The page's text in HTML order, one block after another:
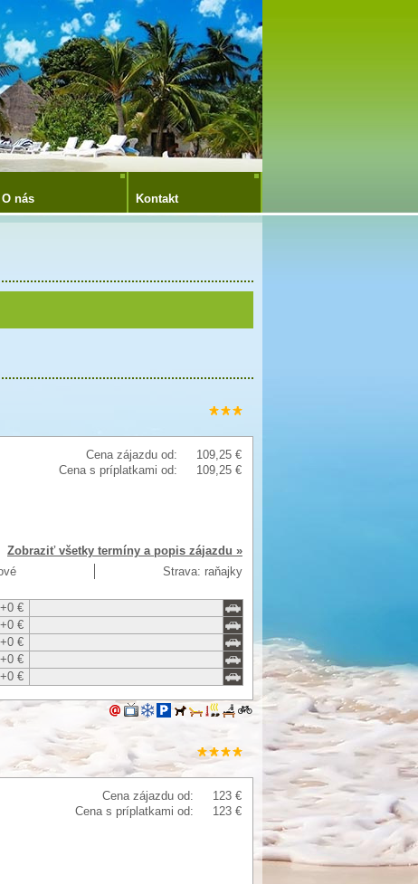
O nás Kontakt
Cena zájazdu od:
109,25 €
Cena s príplatkami od:
109,25 €
Zobraziť všetky termíny a popis zájazdu »
Strava: raňajky
+0 €
+0 €
+0 €
+0 €
+0 €
Cena zájazdu od:
123 €
Cena s príplatkami od:
123 €